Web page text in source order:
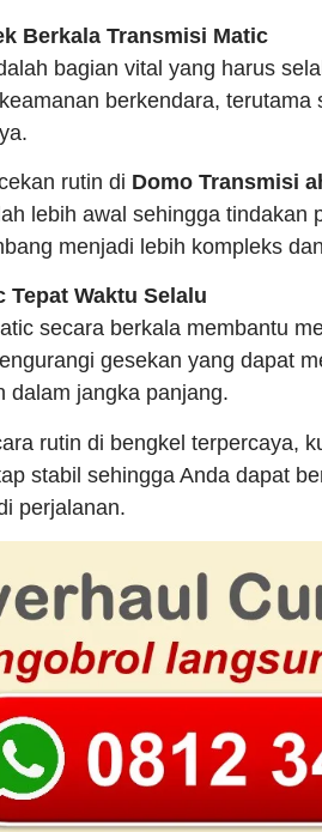
Berkala Transmisi Matic
bagian vital yang harus
berkendara,
rutin di Domo Transmisi
lebih awal sehingga tindakan
menjadi lebih kompleks
Tepat Waktu Selalu
secara berkala membantu
gesekan yang dapat
dalam jangka panjang.
rutin di bengkel terpercaya,
stabil sehingga Anda dapat
perjalanan.